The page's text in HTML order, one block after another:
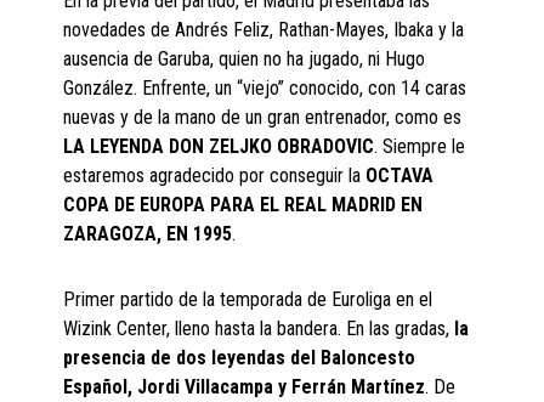
novedades de Andrés Feliz, Rathan-Mayes, Ibaka y la
ausencia de Garuba, quien no ha jugado, ni Hugo
González. Enfrente, un “viejo” conocido, con 14 caras
nuevas y de la mano de un gran entrenador, como es
LA LEYENDA DON ZELJKO OBRADOVIC. Siempre le
estaremos agradecido por conseguir la OCTAVA
COPA DE EUROPA PARA EL REAL MADRID EN
ZARAGOZA, EN 1995.
Primer partido de la temporada de Euroliga en el
Wizink Center, lleno hasta la bandera. En las gradas, la
presencia de dos leyendas del Baloncesto
Español, Jordi Villacampa y Ferrán Martínez. De